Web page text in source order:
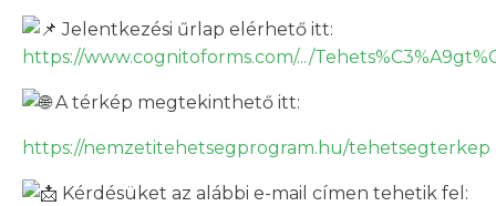
Jelentkezési űrlap elérhető itt:
https://www.cognitoforms.com/.../
A térkép megtekinthető itt:
https://nemzetitehetsegprogram.hu/tehetsegterkep
Kérdésüket az alábbi e-mail címen tehetik fel: